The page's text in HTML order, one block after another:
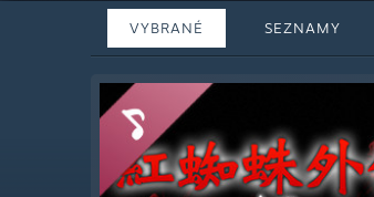
VYBRANÉ SEZNAMY